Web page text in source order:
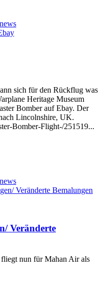
sich für den Rückflug was
Heritage Museum
Bomber auf Ebay. Der
Lincolnshire, UK.
Bomber-Flight-/251519...
Veränderte Bemalungen
Veränderte
nun für Mahan Air als